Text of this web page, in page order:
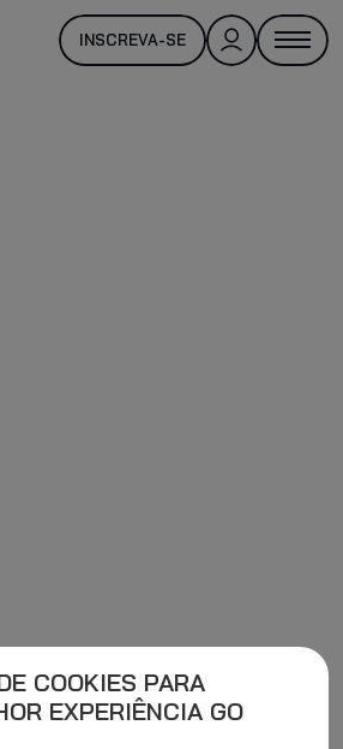
INSCREVA-SE
COOKIES PARA
EXPERIÊNCIA GO